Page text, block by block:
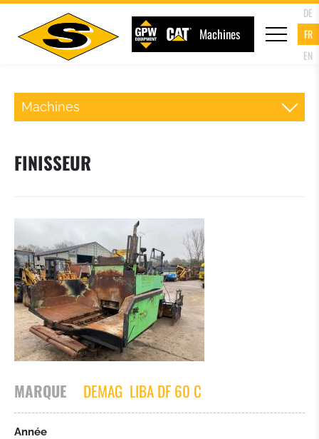
Machines
DE
FR
EN
Machines
PELLES SUR CHENILLES
MINI PELLETEUSE
ROULEAUX
CHARGEURS SUR PNEUS
PELLES SUR PNEUS
FINISSEUR
MARQUE DEMAG LIBA DF 60 C
Année